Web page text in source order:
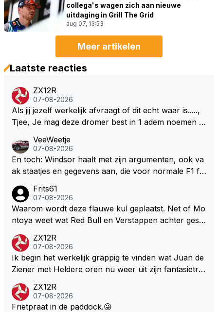
collega's wagen zich aan nieuwe
uitdaging in Grill The Grid
aug 07, 13:53
Meer artikelen
Laatste reacties
ZX12R
07-08-2026
Als jij jezelf werkelijk afvraagt of dit echt waar is.....,
Tjee, Je mag deze dromer best in 1 adem noemen m
aar voordragen uit eigen geest. Kan mij voorstellen d
at je het leuk vindt sprookjes te luisteren maar heb jij
jezelf dan ook wel eens afgevraagd of de dappere b
ze wolff gesneden heeft?
VeeWeetje
07-08-2026
En toch: Windsor haalt met zijn argumenten, ook va
ak staatjes en gegevens aan, die voor normale F1 fa
okies made of your own dough" 🤣
Frits61
07-08-2026
Waarom wordt deze flauwe kul geplaatst. Net of Mo
ntoya weet wat Red Bull en Verstappen achter geslo
ZX12R
07-08-2026
Ik begin het werkelijk grappig te vinden wat Juan de
Ziener met Heldere oren nu weer uit zijn fantasietro
zijn eigen lege geest, of, hij behoort tot de intimi van
Team Verstappen...., Praten doet ie in iedergeval ma
ZX12R
07-08-2026
Frietpraat in de paddock.😜